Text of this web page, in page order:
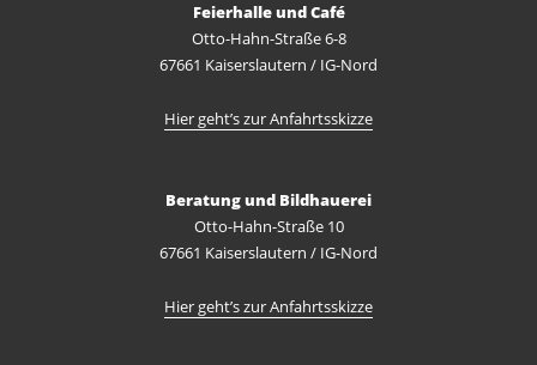
Feierhalle und Café
Otto-Hahn-Straße 6-8
67661 Kaiserslautern / IG-Nord
Hier geht’s zur Anfahrtsskizze
Beratung und Bildhauerei
Otto-Hahn-Straße 10
67661 Kaiserslautern / IG-Nord
Hier geht’s zur Anfahrtsskizze